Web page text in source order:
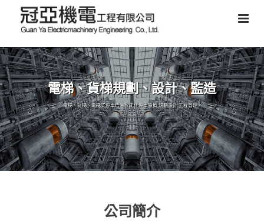
電梯、貨梯規劃、設計、監造
電梯、貨梯、電梯式停車塔、智能化停車設備,規劃設計,工程管理。
公司簡介